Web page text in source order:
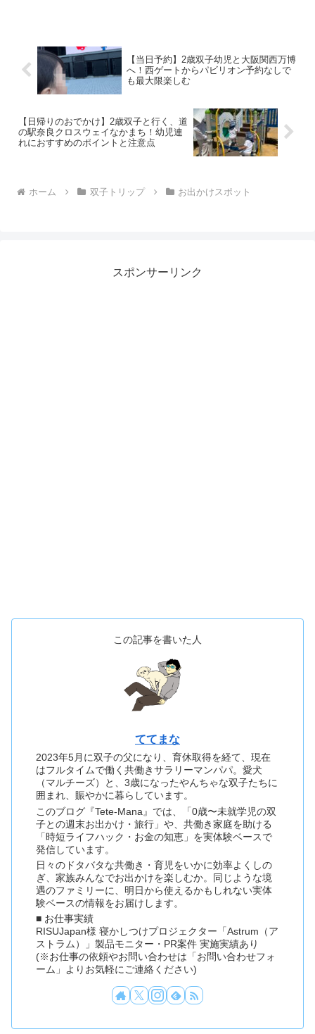
【当日予約】2歳双子幼児と大阪関西万博
へ！西ゲートからパビリオン予約なしで
も最大限楽しむ
【日帰りのおでかけ】2歳双子と行く、道
の駅奈良クロスウェイなかまち！幼児連
れにおすすめのポイントと注意点
ホーム 双子トリップ お出かけスポット
スポンサーリンク
この記事を書いた人
ててまな
2023年5月に双子の父になり、育休取得を経て、現在
はフルタイムで働く共働きサラリーマンパパ。愛犬
（マルチーズ）と、3歳になったやんちゃな双子たちに
囲まれ、賑やかに暮らしています。
このブログ『Tete-Mana』では、「0歳〜未就学児の双
子との週末お出かけ・旅行」や、共働き家庭を助ける
「時短ライフハック・お金の知恵」を実体験ベースで
発信しています。
日々のドタバタな共働き・育児をいかに効率よくしの
ぎ、家族みんなでお出かけを楽しむか。同じような境
遇のファミリーに、明日から使えるかもしれない実体
験ベースの情報をお届けします。
■ お仕事実績
RISUJapan様 寝かしつけプロジェクター「Astrum（ア
ストラム）」製品モニター・PR案件 実施実績あり
(※お仕事の依頼やお問い合わせは「お問い合わせフォ
ーム」よりお気軽にご連絡ください)